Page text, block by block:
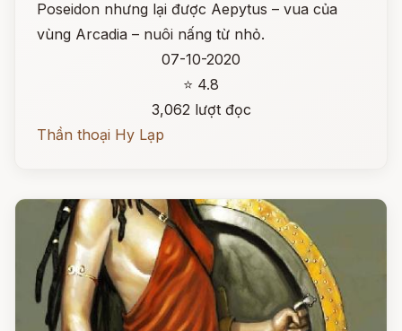
Poseidon nhưng lại được Aepytus – vua của
vùng Arcadia – nuôi nấng từ nhỏ.
07-10-2020
⭐ 4.8
3,062 lượt đọc
Thần thoại Hy Lạp